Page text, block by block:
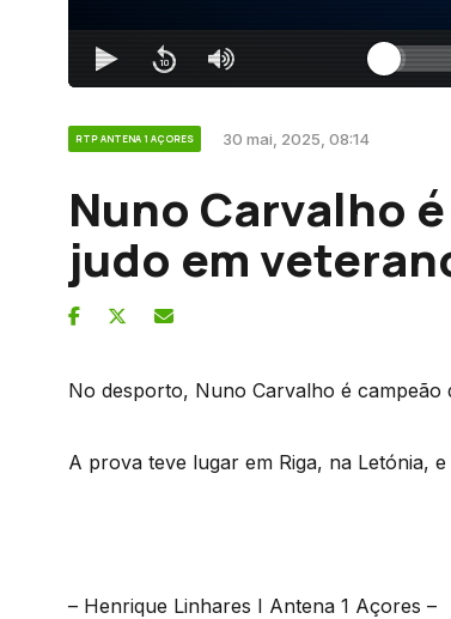
RTP ANTENA 1 AÇORES 30 mai, 2025, 08:14
Nuno Carvalho
judo em
No desporto, Nuno Carvalho é campeão
A prova teve lugar em Riga, na Letónia,
– Henrique Linhares I Antena 1 Açores –